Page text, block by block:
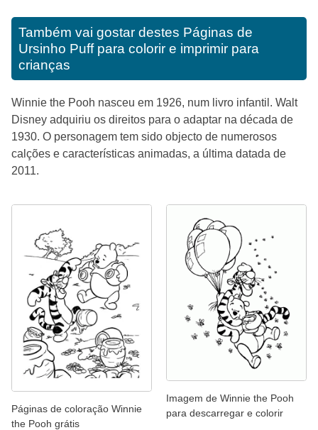
Também vai gostar destes Páginas de
Ursinho Puff para colorir e imprimir para
crianças
Winnie the Pooh nasceu em 1926, num livro infantil. Walt
Disney adquiriu os direitos para o adaptar na década de
1930. O personagem tem sido objecto de numerosos
calções e características animadas, a última datada de
2011.
Páginas de coloração Winnie
the Pooh grátis
Imagem de Winnie the Pooh
para descarregar e colorir